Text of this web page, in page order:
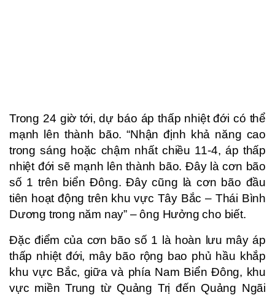
Trong 24 giờ tới, dự báo áp thấp nhiệt đới có thể
mạnh lên thành bão. “Nhận định khả năng cao
trong sáng hoặc chậm nhất chiều 11-4, áp thấp
nhiệt đới sẽ mạnh lên thành bão. Đây là cơn bão
số 1 trên biển Đông. Đây cũng là cơn bão đầu
tiên hoạt động trên khu vực Tây Bắc – Thái Bình
Dương trong năm nay” – ông Hưởng cho biết.
Đặc điểm của cơn bão số 1 là hoàn lưu mây áp
thấp nhiệt đới, mây bão rộng bao phủ hầu khắp
khu vực Bắc, giữa và phía Nam Biển Đông, khu
vực miền Trung từ Quảng Trị đến Quảng Ngãi